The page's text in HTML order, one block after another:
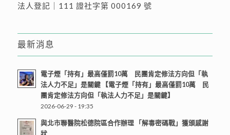
法人登記｜111 證社字第 000169 號
最新消息
電子煙「持有」最高僅罰10萬 民團肯定修法方向但「執
法人力不足」是關鍵 【電子煙「持有」最高僅罰10萬 民
團肯定修法方向但「執法人力不足」是關鍵】
2026-06-29 - 19:35
與北市聯醫院松德院區合作辦理 「解毒密碼戰」獲頒感謝
狀